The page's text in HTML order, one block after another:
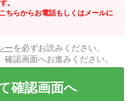
。
ちらからお電話もしくはメールに
ーを必ずお読みください。
認画面へお進みください。
確認画面へ